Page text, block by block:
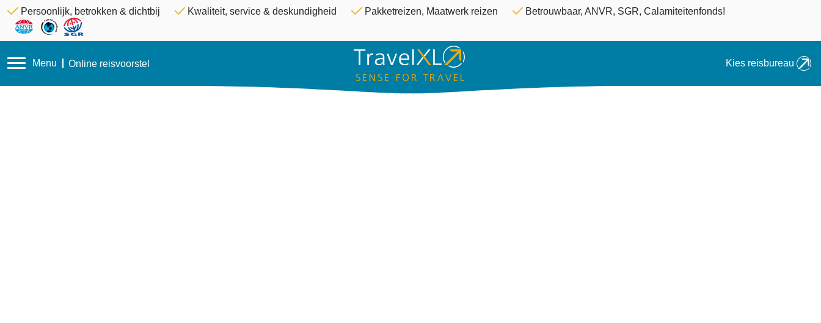
Overslaan en naar de inhoud gaan
Persoonlijk, betrokken & dichtbij Kwaliteit, service & deskundigheid Pakketreizen, Maatwerk reizen Betrouwbaar, ANVR, SGR, Calamiteitenfonds!
Menu Online reisvoorstel Kies reisbureau